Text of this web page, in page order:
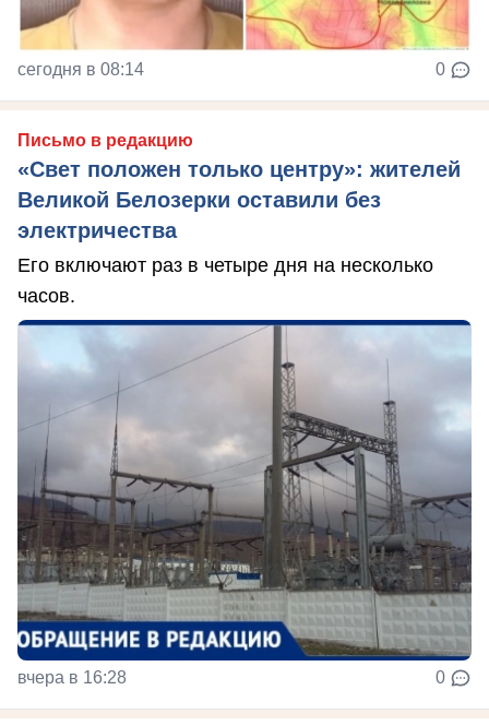
сегодня в 08:14 0
Письмо в редакцию
«Свет положен только центру»: жителей
Великой Белозерки оставили без
электричества
Его включают раз в четыре дня на несколько
часов.
вчера в 16:28 0